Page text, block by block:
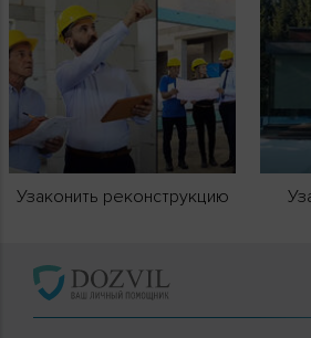
Узаконить реконструкцию